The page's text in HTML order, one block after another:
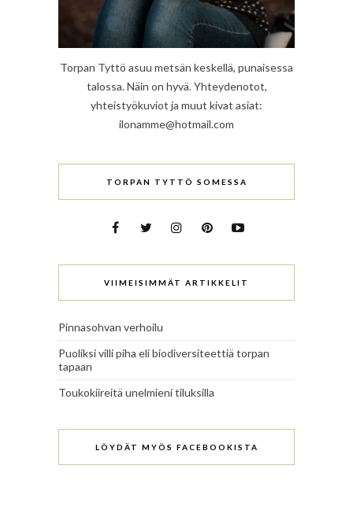
Torpan Tyttö asuu metsän keskellä, punaisessa
talossa. Näin on hyvä. Yhteydenotot,
yhteistyökuviot ja muut kivat asiat:
ilonamme@hotmail.com
TORPAN TYTTÖ SOMESSA
VIIMEISIMMÄT ARTIKKELIT
Pinnasohvan verhoilu
Puoliksi villi piha eli biodiversiteettiä torpan
tapaan
Toukokiireitä unelmieni tiluksilla
LÖYDÄT MYÖS FACEBOOKISTA